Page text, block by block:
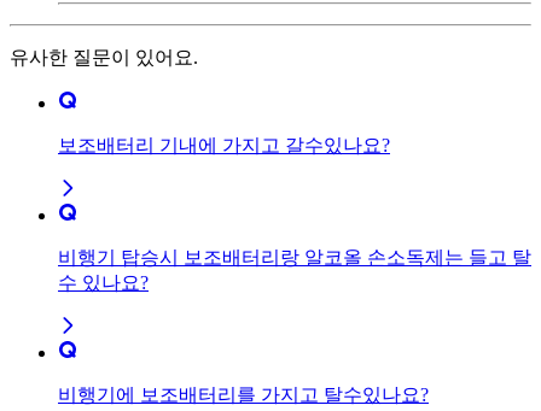
유사한 질문이 있어요.
보조배터리 기내에 가지고 갈수있나요?
비행기 탑승시 보조배터리랑 알코올 손소독제는 들고 탈
수 있나요?
비행기에 보조배터리를 가지고 탈수있나요?